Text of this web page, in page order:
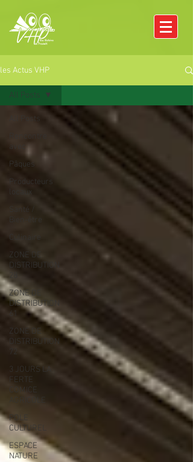
les Actus VHP
All Posts
avec
Pâques
Producteurs
locaux
Santé /
Culinaire
ZONE DE
DISTRIBUTION
ZONE DE
DISTRIBUTION
61
ZONE DE
DISTRIBUTION
72
3 JOURS LA
FERTE
COMICE
POLE
CULTUREL
ESPACE
NATURE
All Posts